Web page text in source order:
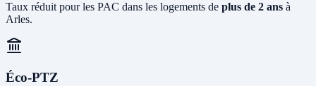
Taux réduit pour les PAC dans les logements de plus de 2 ans à
Arles.
Éco-PTZ